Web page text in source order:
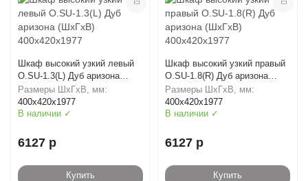
Шкаф высокий узкий левый
O.SU-1.3(L) Дуб аризона
(ШхГхВ) 400х420х1977
Размеры ШхГхВ, мм:
400х420х1977
В наличии ✓
6127 р
Купить
Шкаф высокий узкий правый
O.SU-1.8(R) Дуб аризона
(ШхГхВ) 400х420х1977
Размеры ШхГхВ, мм:
400х420х1977
В наличии ✓
6127 р
Купить